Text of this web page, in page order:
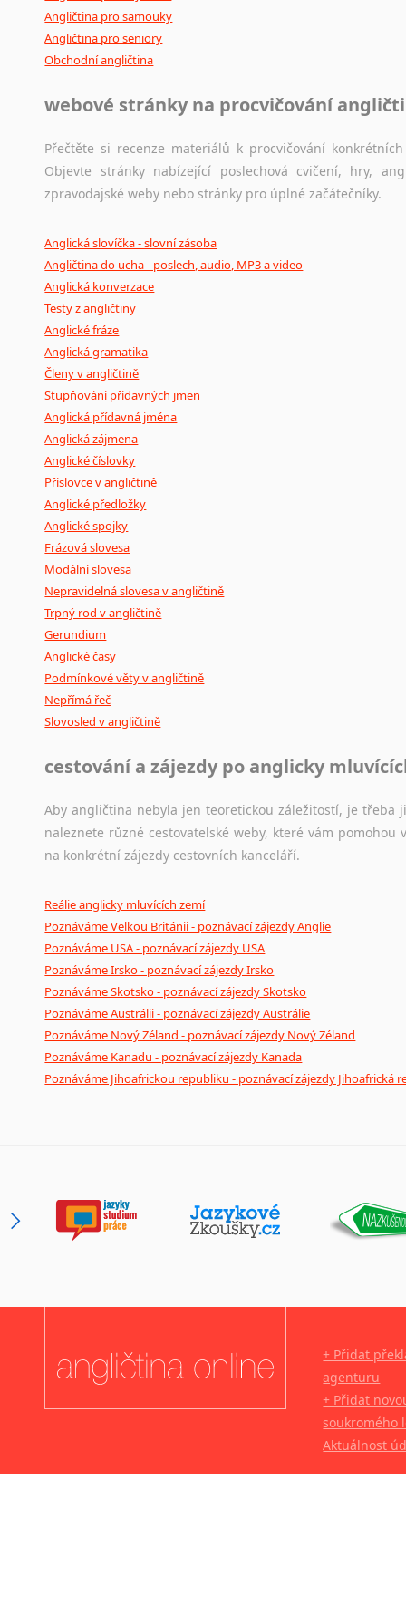
Angličtina pro samouky
Angličtina pro seniory
Obchodní angličtina
webové stránky na procvičování
Přečtěte si recenze materiálů k procvičování
Objevte stránky nabízející poslechová cvičení, hry,
zpravodajské weby nebo stránky pro úplné začátečníky.
Anglická slovíčka - slovní zásoba
Angličtina do ucha - poslech, audio, MP3 a video
Anglická konverzace
Testy z angličtiny
Anglické fráze
Anglická gramatika
Členy v angličtině
Stupňování přídavných jmen
Anglická přídavná jména
Anglická zájmena
Anglické číslovky
Příslovce v angličtině
Anglické předložky
Anglické spojky
Frázová slovesa
Modální slovesa
Nepravidelná slovesa v angličtině
Trpný rod v angličtině
Gerundium
Anglické časy
Podmínkové věty v angličtině
Nepřímá řeč
Slovosled v angličtině
cestování a zájezdy po anglicky
Aby angličtina nebyla jen teoretickou záležitostí, je
naleznete různé cestovatelské weby, které vám
na konkrétní zájezdy cestovních kanceláří.
Reálie anglicky mluvících zemí
Poznáváme Velkou Británii - poznávací zájezdy Anglie
Poznáváme USA - poznávací zájezdy USA
Poznáváme Irsko - poznávací zájezdy Irsko
Poznáváme Skotsko - poznávací zájezdy Skotsko
Poznáváme Austrálii - poznávací zájezdy Austrálie
Poznáváme Nový Zéland - poznávací zájezdy Nový Zéland
Poznáváme Kanadu - poznávací zájezdy Kanada
Poznáváme Jihoafrickou republiku - poznávací zájezdy Jihoafrická
+ Přidat
agenturu
+ Přidat
soukromého
Aktuálnost